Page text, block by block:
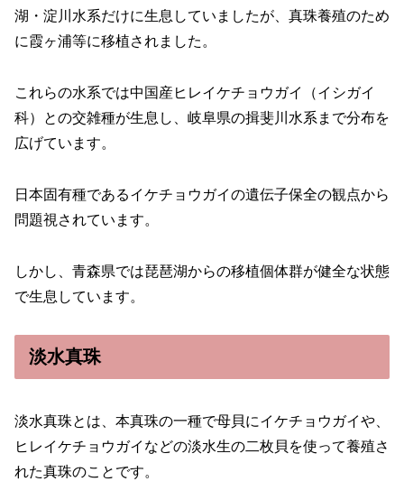
湖・淀川水系だけに生息していましたが、真珠養殖のため
に霞ヶ浦等に移植されました。
これらの水系では中国産ヒレイケチョウガイ（イシガイ
科）との交雑種が生息し、岐阜県の揖斐川水系まで分布を
広げています。
日本固有種であるイケチョウガイの遺伝子保全の観点から
問題視されています。
しかし、青森県では琵琶湖からの移植個体群が健全な状態
で生息しています。
淡水真珠
淡水真珠とは、本真珠の一種で母貝にイケチョウガイや、
ヒレイケチョウガイなどの淡水生の二枚貝を使って養殖さ
れた真珠のことです。